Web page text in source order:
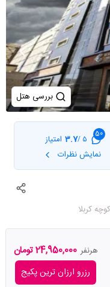
بررسی هتل
50
5 /
3.7 امتیاز
نمایش نظرات
هرنفر 24,950,000 تومان
رزرو ارزان ترین پکیج